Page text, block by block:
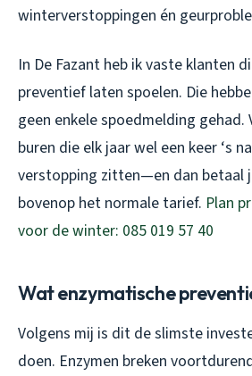
winterverstoppingen én
In De Fazant heb ik vaste klanten
preventief laten spoelen. Die
geen enkele spoedmelding gehad.
buren die elk jaar wel een keer ‘s
verstopping zitten—en dan betaal
bovenop het normale tarief. Plan
voor de winter: 085 019 57 40
Wat enzymatische
Volgens mij is dit de slimste
doen. Enzymen breken